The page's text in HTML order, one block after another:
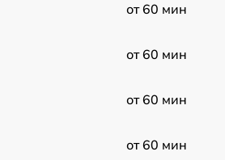
от 60 мин
от 60 мин
от 60 мин
от 60 мин